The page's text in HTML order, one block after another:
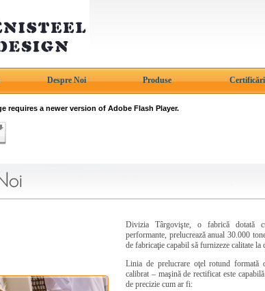
Despre Noi Produse Certificări
requires a newer version of Adobe Flash Player.
Divizia Târgovişte, o fabrică dotată
performante, prelucrează anual 30.000
de fabricaţie capabil să furnizeze calitate la
Linia de prelucrare oţel rotund
calibrat – maşină de rectificat este
de precizie cum ar fi: